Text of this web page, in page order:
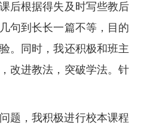
后根据得失及时写些教后
句到长长一篇不等，目的
。同时，我还积极和班主
改进教法，突破学法。针
题，我积极进行校本课程